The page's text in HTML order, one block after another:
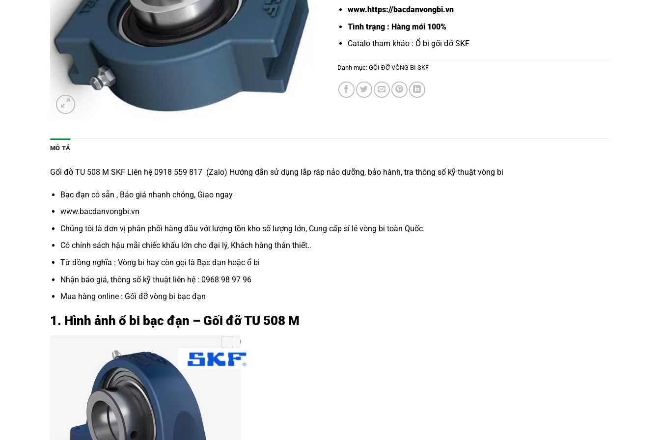
www.https://bacdanvongbi.vn
Tình trạng : Hàng mới 100%
Catalo tham khảo : Ổ bi gối đỡ SKF
Danh mục: GỐI ĐỠ VÒNG BI SKF
MÔ TẢ
Gối đỡ TU 508 M SKF Liên hệ 0918 559 817 (Zalo) Hướng dẫn sử dụng lắp ráp nảo dưỡng, bảo hành, tra thông số kỹ thuật vòng bi
Bạc đạn có sẵn , Báo giá nhanh chóng, Giao ngay
www.bacdanvongbi.vn
Chúng tôi là đơn vị phân phối hàng đầu với lượng tồn kho số lượng lớn, Cung cấp sỉ lẻ vòng bi toàn Quốc.
Có chính sách hậu mãi chiếc khấu lớn cho đại lý, Khách hàng thân thiết..
Từ đồng nghĩa : Vòng bi hay còn gọi là Bạc đạn hoặc ổ bi
Nhận báo giá, thông số kỹ thuật liên hệ : 0968 98 97 96
Mua hàng online : Gối đỡ vòng bi bạc đạn
1. Hình ảnh ổ bi bạc đạn – Gối đỡ TU 508 M